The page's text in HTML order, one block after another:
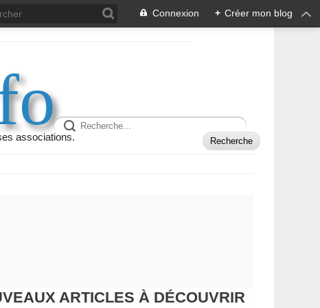
Connexion + Créer mon blog
associations.
ARTICLES À DÉCOUVRIR
TAP, LA NUIT DE LA LECTURE...